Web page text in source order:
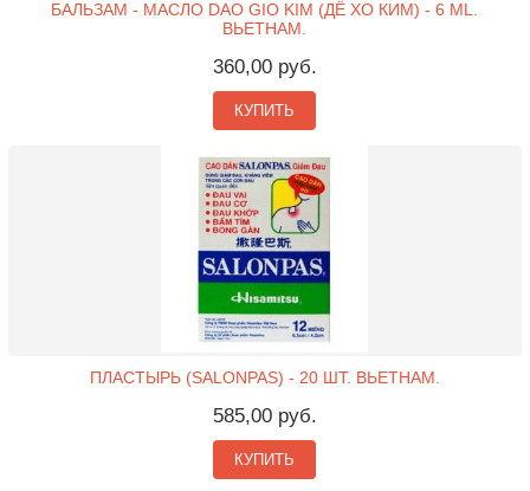
БАЛЬЗАМ - МАСЛО DAO GIO KIM (ДЁ ХО КИМ) - 6 ML.
ВЬЕТНАМ.
360,00 руб.
КУПИТЬ
ПЛАСТЫРЬ (SALONPAS) - 20 ШТ. ВЬЕТНАМ.
585,00 руб.
КУПИТЬ